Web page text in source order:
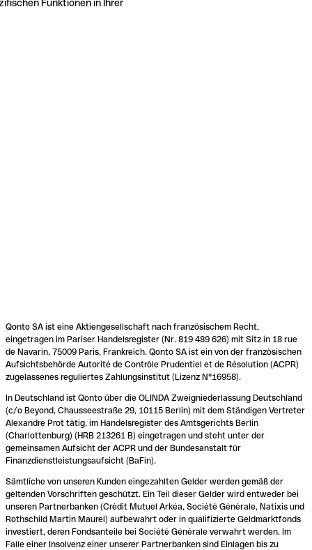
Funktionen in Ihrer
Qonto SA ist eine Aktiengesellschaft nach französischem Recht,
eingetragen im Pariser Handelsregister (Nr. 819 489 626) mit Sitz in 18 rue
de Navarin, 75009 Paris, Frankreich. Qonto SA ist ein von der französischen
Aufsichtsbehörde Autorité de Contrôle Prudentiel et de Résolution (ACPR)
zugelassenes reguliertes Zahlungsinstitut (Lizenz N°16958).
In Deutschland ist Qonto über die OLINDA Zweigniederlassung Deutschland
(c/o Beyond, Chausseestraße 29, 10115 Berlin) mit dem Ständigen Vertreter
Alexandre Prot tätig, im Handelsregister des Amtsgerichts Berlin
(Charlottenburg) (HRB 213261 B) eingetragen und steht unter der
gemeinsamen Aufsicht der ACPR und der Bundesanstalt für
Finanzdienstleistungsaufsicht (BaFin).
Sämtliche von unseren Kunden eingezahlten Gelder werden gemäß der
geltenden Vorschriften geschützt. Ein Teil dieser Gelder wird entweder bei
unseren Partnerbanken (Crédit Mutuel Arkéa, Société Générale, Natixis und
Rothschild Martin Maurel) aufbewahrt oder in qualifizierte Geldmarktfonds
investiert, deren Fondsanteile bei Société Générale verwahrt werden. Im
Falle einer Insolvenz einer unserer Partnerbanken sind Einlagen bis zu